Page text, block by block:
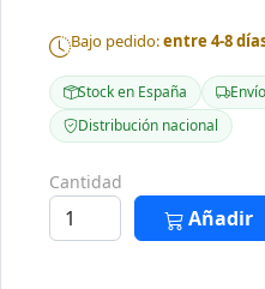
Bajo pedido:entre 4-8
Stock en España
Distribución nacional
Cantidad
Añadir